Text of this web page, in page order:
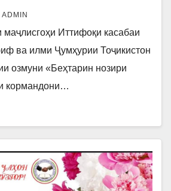
ИЛМИ ҶУМҲУРИИ
ADMIN
маҷлисгоҳи Иттифоқи касабаи
ва илми Ҷумҳурии Тоҷикистон
озмуни «Беҳтарин нозири
кормандони…